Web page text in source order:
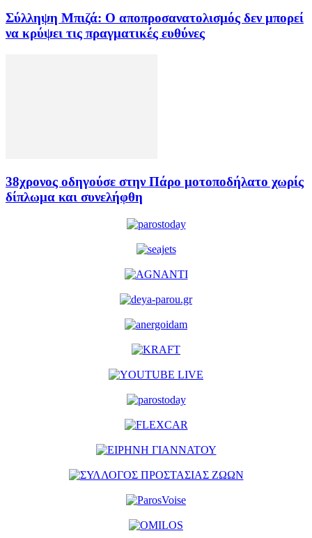
Σύλληψη Μπιζά: Ο αποπροσανατολισμός δεν μπορεί
να κρύψει τις πραγματικές ευθύνες
38χρονος οδηγούσε στην Πάρο μοτοποδήλατο χωρίς
δίπλωμα και συνελήφθη